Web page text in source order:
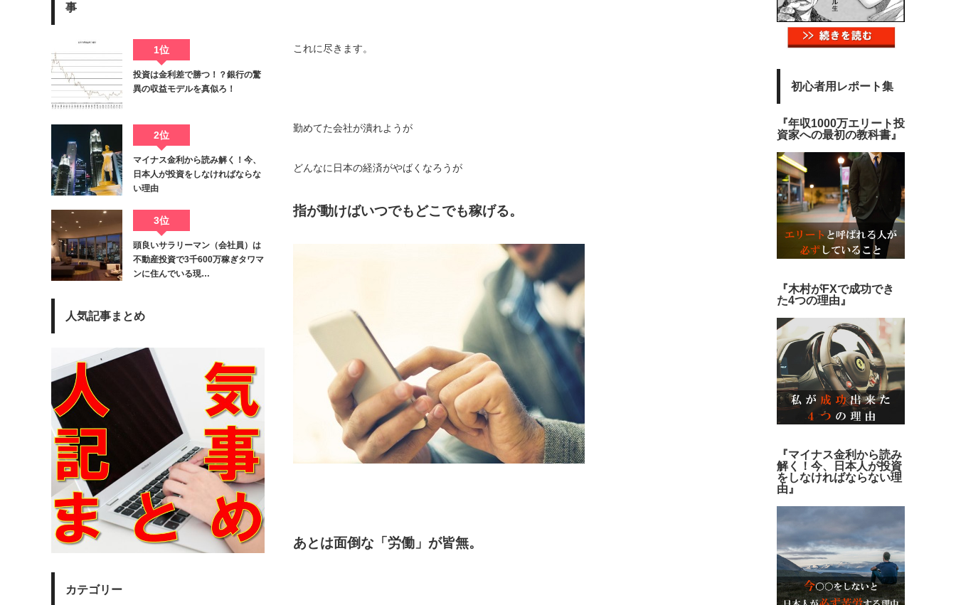
これに尽きます。
勤めてた会社が潰れようが
どんなに日本の経済がやばくなろうが
指が動けばいつでもどこでも稼げる。
あとは面倒な「労働」が皆無。
事
1位
投資は金利差で勝つ！？銀行の驚
異の収益モデルを真似ろ！
2位
マイナス金利から読み解く！今、
日本人が投資をしなければならな
い理由
3位
頭良いサラリーマン（会社員）は
不動産投資で3千600万稼ぎタワマ
ンに住んでいる現…
人気記事まとめ
カテゴリー
初心者用レポート集
『年収1000万エリート投
資家への最初の教科書』
『木村がFXで成功でき
た4つの理由』
『マイナス金利から読み
解く！今、日本人が投資
をしなければならない理
由』